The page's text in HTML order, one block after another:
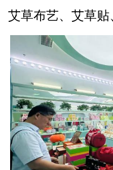
艾草布艺、艾草贴